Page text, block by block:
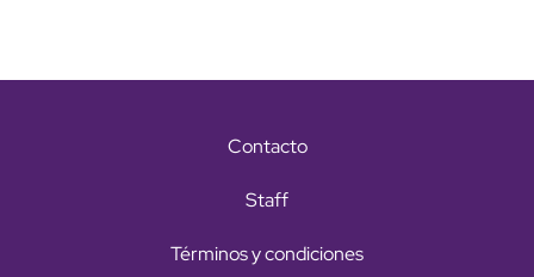
Contacto
Staff
Términos y condiciones